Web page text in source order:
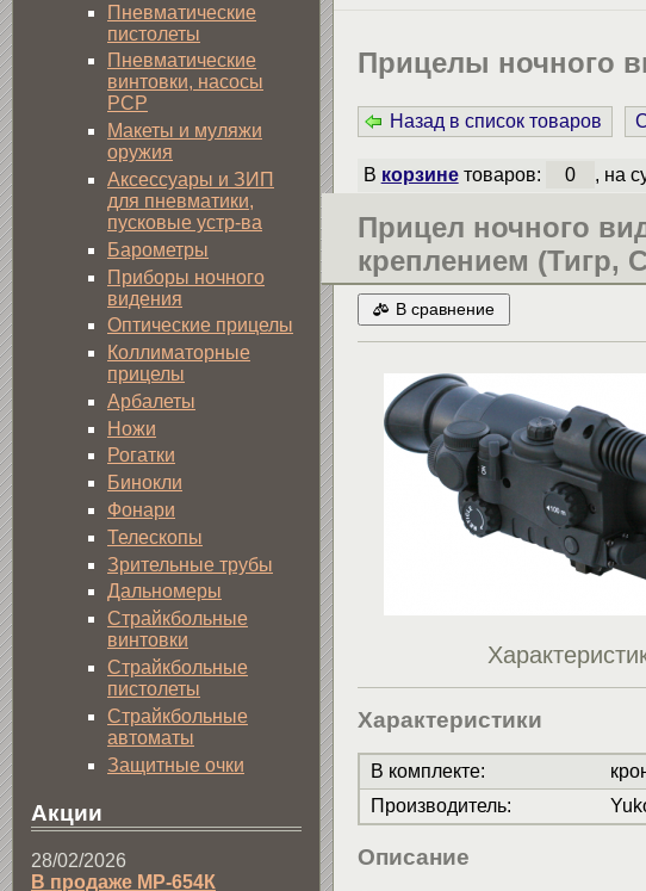
Прицелы ночного
Назад в список товаров
В корзинетоваров: 0 , на
Прицел ночного
креплением (Тигр,
В сравнение
Характеристики
В комплекте:
Производитель:
Описание
Пнев­ма­ти­чес­кие
пистолеты
Пневматические
винтовки, насосы
PCP
Макеты и муляжи
оружия
Аксессуары и ЗИП
для пневматики,
пусковые устр-ва
Барометры
Приборы ночного
видения
Оптические прицелы
Коллиматорные
прицелы
Арбалеты
Ножи
Рогатки
Бинокли
Фонари
Телескопы
Зрительные трубы
Дальномеры
Страйкбольные
винтовки
Страйкбольные
пистолеты
Страйкбольные
автоматы
Защитные очки
Акции
28/02/2026
В продаже МР-654К